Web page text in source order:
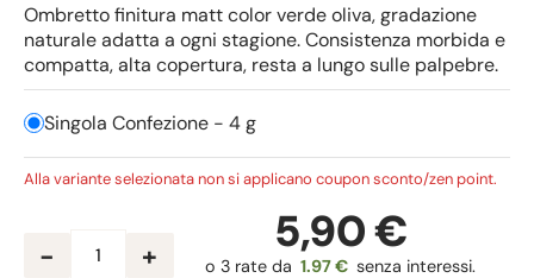
Ombretto finitura matt color verde oliva, gradazione
naturale adatta a ogni stagione. Consistenza morbida e
compatta, alta copertura, resta a lungo sulle palpebre.
Singola Confezione - 4 g
Alla variante selezionata non si applicano coupon sconto/zen point.
- + 5,90 €
1.97 €